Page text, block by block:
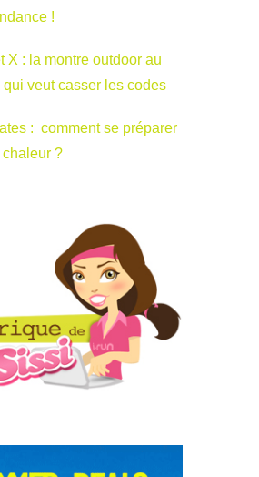
!
X : la montre outdoor au
qui veut casser les codes
: comment se préparer
chaleur ?